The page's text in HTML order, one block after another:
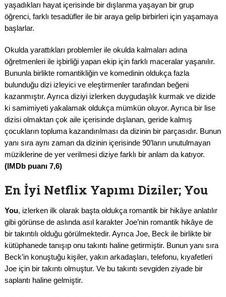
yaşadıkları hayat içerisinde bir dışlanma yaşayan bir grup
öğrenci, farklı tesadüfler ile bir araya gelip birbirleri için yaşamaya
başlarlar.
Okulda yarattıkları problemler ile okulda kalmaları adına
öğretmenleri ile işbirliği yapan ekip için farklı maceralar yaşanılır.
Bununla birlikte romantikliğin ve komedinin oldukça fazla
bulunduğu dizi izleyici ve eleştirmenler tarafından beğeni
kazanmıştır. Ayrıca diziyi izlerken duygudaşlık kurmak ve dizide
ki samimiyeti yakalamak oldukça mümkün oluyor. Ayrıca bir lise
dizisi olmaktan çok aile içerisinde dışlanan, geride kalmış
çocukların topluma kazandırılması da dizinin bir parçasıdır. Bunun
yanı sıra aynı zaman da dizinin içerisinde 90’ların unutulmayan
müziklerine de yer verilmesi diziye farklı bir anlam da katıyor.
(IMDb puanı 7,6)
En İyi Netflix Yapımı Diziler; You
You, izlerken ilk olarak başta oldukça romantik bir hikâye anlatılır
gibi görünse de aslında asıl karakter Joe’nin romantik hikâye de
bir takıntılı olduğu görülmektedir. Ayrıca Joe, Beck ile birlikte bir
kütüphanede tanışıp onu takıntı haline getirmiştir. Bunun yanı sıra
Beck’in konuştuğu kişiler, yakın arkadaşları, telefonu, kıyafetleri
Joe için bir takıntı olmuştur. Ve bu takıntı sevgiden ziyade bir
saplantı haline gelmiştir.